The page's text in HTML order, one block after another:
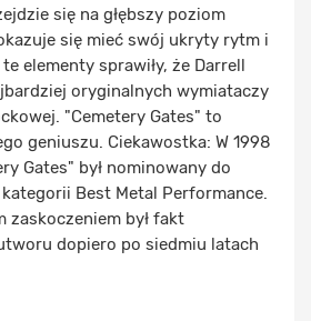
się na głębszy poziom
się mieć swój ukryty rytm i
elementy sprawiły, że Darrell
oryginalnych wymiataczy
"Cemetery Gates" to
geniuszu. Ciekawostka: W 1998
Gates" był nominowany do
Best Metal Performance.
zaskoczeniem był fakt
dopiero po siedmiu latach